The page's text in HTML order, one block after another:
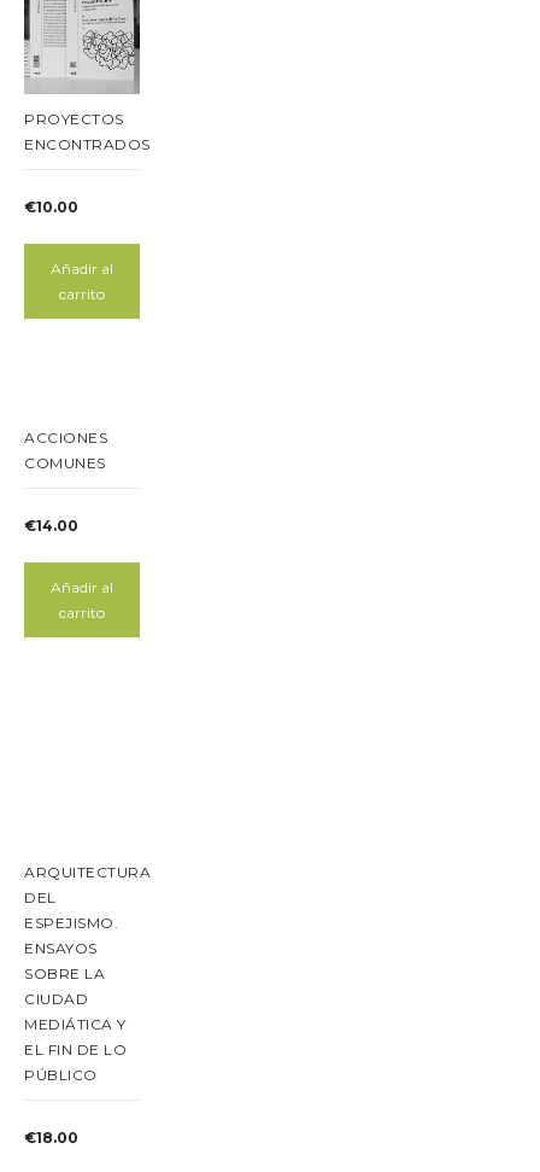
PROYECTOS
ENCONTRADOS
€10.00
Añadir al
carrito
ACCIONES
COMUNES
€14.00
Añadir al
carrito
ARQUITECTURA
DEL
ESPEJISMO.
ENSAYOS
SOBRE LA
CIUDAD
MEDIÁTICA Y
EL FIN DE LO
PÚBLICO
€18.00